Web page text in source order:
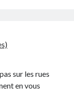
sur les rues
en vous